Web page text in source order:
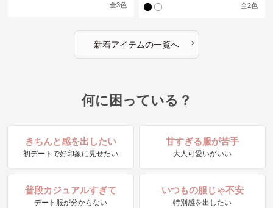
全3色 全2色
新着アイテムの一覧へ ›
何に困っている？
きちんと感を出したい
初デートで好印象に見せたい
甘すぎる服が苦手
大人可愛いがいい
普段カジュアルすぎて
デート服が分からない
いつもの服じゃ不安
特別感を出したい